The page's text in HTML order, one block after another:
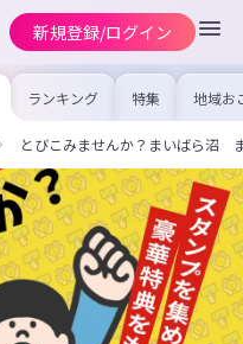
新規登録/ログイン
ランキング 特集 地域お
の求
を集め
事内容
を比較
合った
けよう
とびこみませんか？まいばら沼